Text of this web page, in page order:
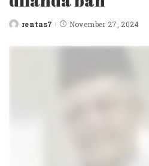
Postedrentas7 November 27, 2024